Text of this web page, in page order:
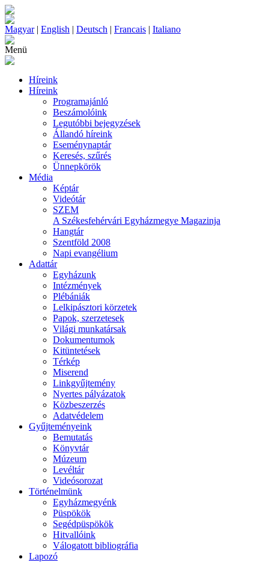
Magyar| English | Deutsch | Francais | Italiano
Menü
Híreink
Híreink
Programajánló
Beszámolóink
Legutóbbi bejegyzések
Állandó híreink
Eseménynaptár
Keresés, szűrés
Ünnepkörök
Média
Képtár
Videótár
SZEM
A Székesfehérvári Egyházmegye Magazinja
Hangtár
Szentföld 2008
Napi evangélium
Adattár
Egyházunk
Intézmények
Plébániák
Lelkipásztori körzetek
Papok, szerzetesek
Világi munkatársak
Dokumentumok
Kitüntetések
Térkép
Miserend
Linkgyűjtemény
Nyertes pályázatok
Közbeszerzés
Adatvédelem
Gyűjteményeink
Bemutatás
Könyvtár
Múzeum
Levéltár
Videósorozat
Történelmünk
Egyházmegyénk
Püspökök
Segédpüspökök
Hitvallóink
Válogatott bibliográfia
Lapozó